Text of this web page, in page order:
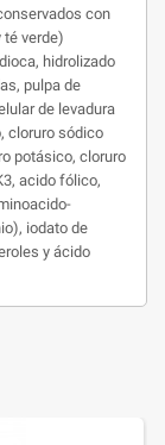
con
verde)
hidrolizado
pulpa de
de levadura
cloruro sódico
potásico, cloruro
acido fólico,
iodato de
y ácido